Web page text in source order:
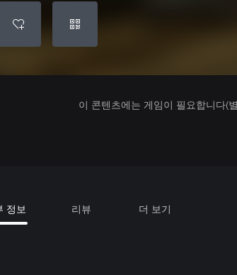
이 콘텐츠에는 게임이 필요합니다(
정보 리뷰 더 보기